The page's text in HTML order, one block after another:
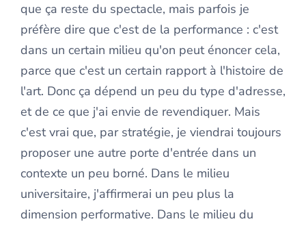
que ça reste du spectacle, mais parfois je
préfère dire que c'est de la performance : c'est
dans un certain milieu qu'on peut énoncer cela,
parce que c'est un certain rapport à l'histoire de
l'art. Donc ça dépend un peu du type d'adresse,
et de ce que j'ai envie de revendiquer. Mais
c'est vrai que, par stratégie, je viendrai toujours
proposer une autre porte d'entrée dans un
contexte un peu borné. Dans le milieu
universitaire, j'affirmerai un peu plus la
dimension performative. Dans le milieu du